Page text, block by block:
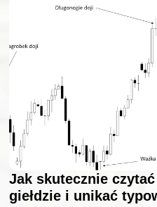
Jak skutecznie
giełdzie i unikać